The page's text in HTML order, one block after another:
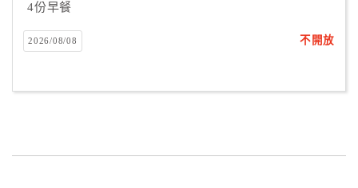
4份早餐
2026/08/08 不開放